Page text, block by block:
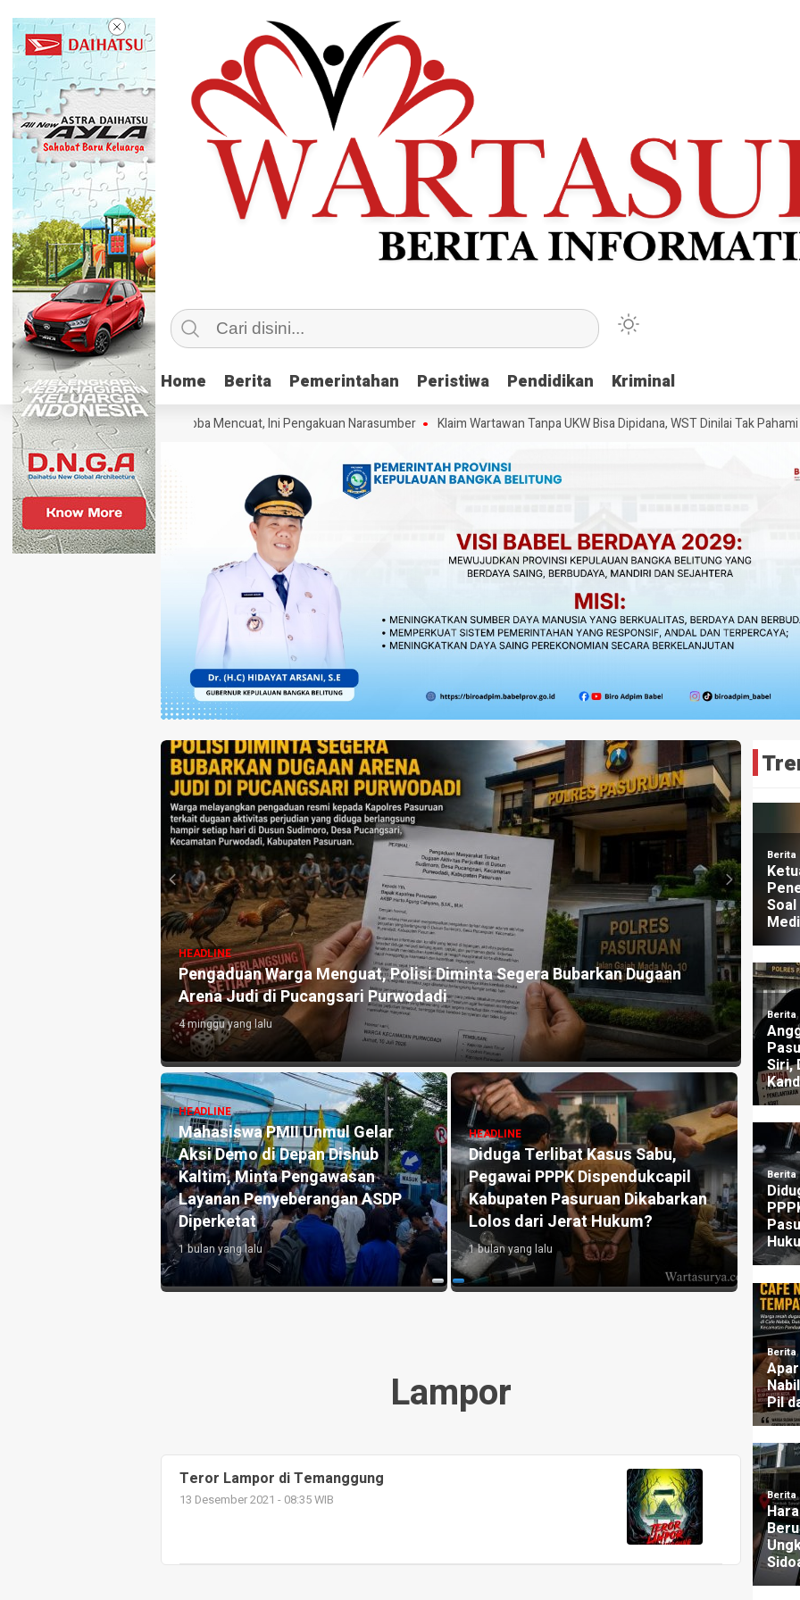
Home Berita Pemerintahan Peristiwa Pendidikan Kriminal
Home Berita Pemerintahan Peristiwa Pendidikan Kriminal
sebagai SP Polisi Narkoba Mencuat, Ini Pengakuan Narasumber Klaim Wartawan Tanpa UKW Bisa Dipidana, WST Dinilai Tak Pahami UU Pers
HEADLINE
Pengaduan Warga Menguat, Polisi Diminta Segera Bubarkan Dugaan
Arena Judi di Pucangsari Purwodadi
4 minggu yang lalu
HEADLINE
Mahasiswa PMII Unmul Gelar
Aksi Demo di Depan Dishub
Kaltim, Minta Pengawasan
Layanan Penyeberangan ASDP
Diperketat
1 bulan yang lalu
HEADLINE
Diduga Terlibat Kasus Sabu,
Pegawai PPPK Dispendukcapil
Kabupaten Pasuruan Dikabarkan
Lolos dari Jerat Hukum?
1 bulan yang lalu
1
UU
3
Lampor
Teror Lampor di Temanggung
13 Desember 2021 - 08:35 WIB